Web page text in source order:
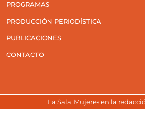
PROGRAMAS
PRODUCCIÓN PERIODÍSTICA
PUBLICACIONES
CONTACTO
La Sala, Mujeres en la